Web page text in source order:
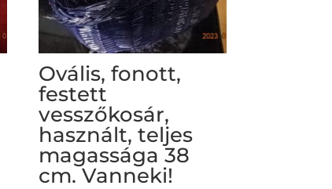
Ovális, fonott,
festett
vesszőkosár,
használt, teljes
magassága 38
cm. Vanneki!